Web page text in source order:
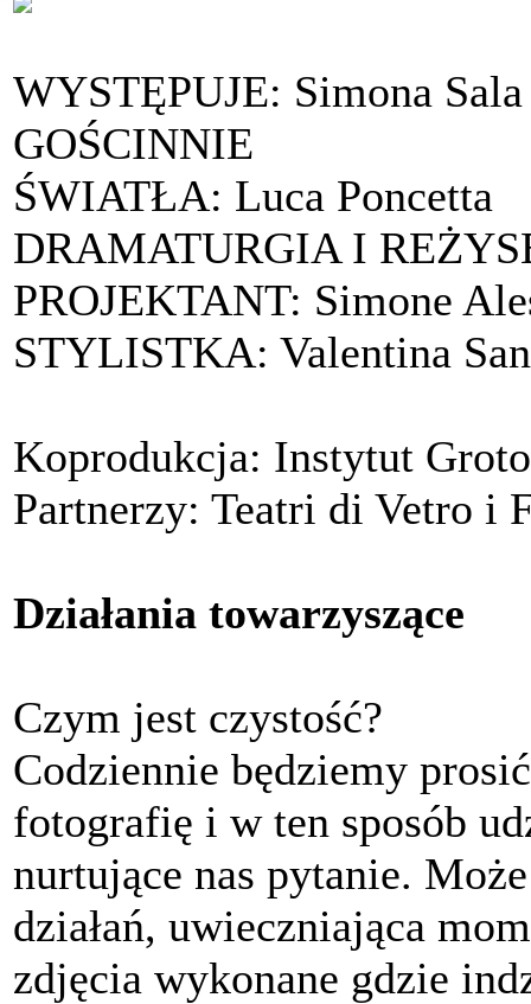
WYSTĘPUJE: Simona Sala
GOŚCINNIE
ŚWIATŁA: Luca Poncetta
DRAMATURGIA I
PROJEKTANT: Simone
STYLISTKA: Valentina
Koprodukcja: Instytut
Partnerzy: Teatri di Vetro i
Działania towarzyszące
Czym jest czystość?
Codziennie będziemy
fotografię i w ten sposób
nurtujące nas pytanie.
działań, uwieczniająca
zdjęcia wykonane gdzie